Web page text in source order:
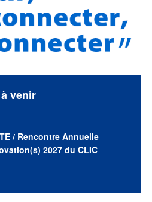
venir
/ Rencontre Annuelle
2027 du CLIC